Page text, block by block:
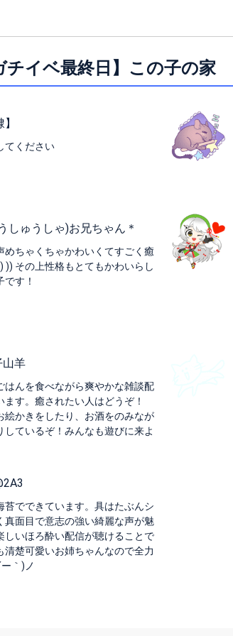
イベ最終日】この子の家
てください
しゅうしゃ)お兄ちゃん＊
めちゃくちゃかわいくてすごく癒
)) その上性格もとてもかわいらし
です！
羊
はんを食べながら爽やかな雑談配
ます。癒されたい人はどうぞ！
絵かきをしたり、お酒をのみなが
しているぞ！みんなも遊びに来よ
苔でできています。具はたぶんシ
真面目で意志の強い綺麗な声が魅
しいほろ酔い配信が聴けることで
清楚可愛いお姉ちゃんなので全力
｀)ノ